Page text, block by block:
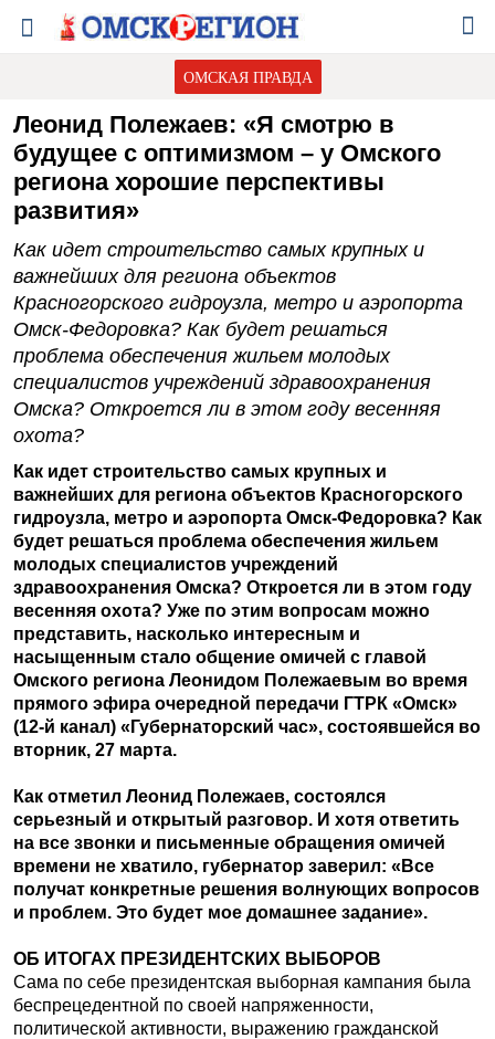
ОМСКАЯ ПРАВДА
Леонид Полежаев: «Я смотрю в
будущее с оптимизмом – у Омского
региона хорошие перспективы
развития»
Как идет строительство самых крупных и
важнейших для региона объектов
Красногорского гидроузла, метро и аэропорта
Омск-Федоровка? Как будет решаться
проблема обеспечения жильем молодых
специалистов учреждений здравоохранения
Омска? Откроется ли в этом году весенняя
охота?
Как идет строительство самых крупных и
важнейших для региона объектов Красногорского
гидроузла, метро и аэропорта Омск-Федоровка? Как
будет решаться проблема обеспечения жильем
молодых специалистов учреждений
здравоохранения Омска? Откроется ли в этом году
весенняя охота? Уже по этим вопросам можно
представить, насколько интересным и
насыщенным стало общение омичей с главой
Омского региона Леонидом Полежаевым во время
прямого эфира очередной передачи ГТРК «Омск»
(12-й канал) «Губернаторский час», состоявшейся во
вторник, 27 марта.
Как отметил Леонид Полежаев, состоялся
серьезный и открытый разговор. И хотя ответить
на все звонки и письменные обращения омичей
времени не хватило, губернатор заверил: «Все
получат конкретные решения волнующих вопросов
и проблем. Это будет мое домашнее задание».
ОБ ИТОГАХ ПРЕЗИДЕНТСКИХ ВЫБОРОВ
Сама по себе президентская выборная кампания была
беспрецедентной по своей напряженности,
политической активности, выражению гражданской